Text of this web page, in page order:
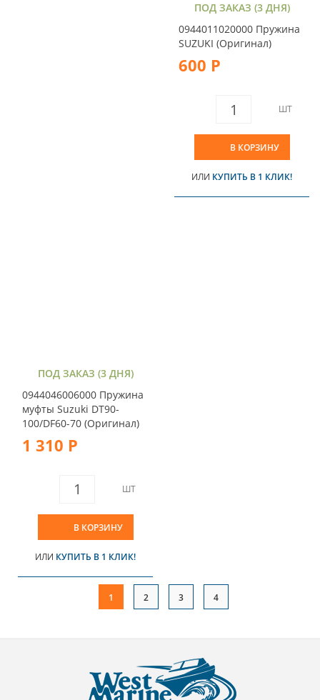
ПОД ЗАКАЗ (3 ДНЯ)
0944011020000 Пружина
SUZUKI (Оригинал)
600 Р
ШТ
В КОРЗИНУ
ИЛИ КУПИТЬ В 1 КЛИК!
ПОД ЗАКАЗ (3 ДНЯ)
0944046006000 Пружина
муфты Suzuki DT90-
100/DF60-70 (Оригинал)
1 310 Р
ШТ
В КОРЗИНУ
ИЛИ КУПИТЬ В 1 КЛИК!
1 2 3 4